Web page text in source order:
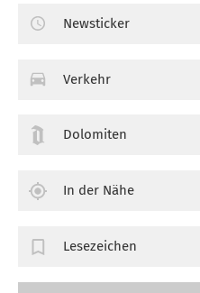
Newsticker
Verkehr
Dolomiten
In der Nähe
Lesezeichen